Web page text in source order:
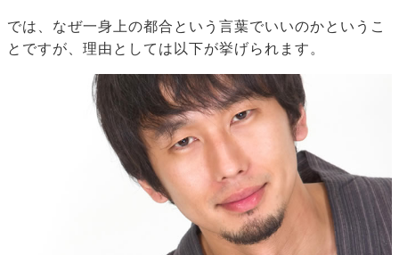
では、なぜ一身上の都合という言葉でいいのかというこ
とですが、理由としては以下が挙げられます。